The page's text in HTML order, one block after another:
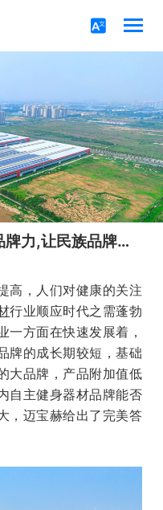
迈宝赫：以核心优势铸就品牌力,让民族品牌走向世界舞台！
高，人们对健康的关注
行业顺应时代之需蓬勃
一方面在快速发展着，
牌的成长期较短，基础
大品牌，产品附加值低
自主健身器材品牌能否
，迈宝赫给出了完美答